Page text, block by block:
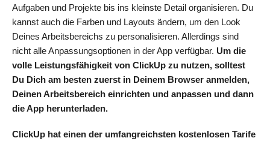
Aufgaben und Projekte bis ins kleinste Detail organisieren. Du
kannst auch die Farben und Layouts ändern, um den Look
Deines Arbeitsbereichs zu personalisieren. Allerdings sind
nicht alle Anpassungsoptionen in der App verfügbar. Um die
volle Leistungsfähigkeit von ClickUp zu nutzen, solltest
Du Dich am besten zuerst in Deinem Browser anmelden,
Deinen Arbeitsbereich einrichten und anpassen und dann
die App herunterladen.
ClickUp hat einen der umfangreichsten kostenlosen Tarife